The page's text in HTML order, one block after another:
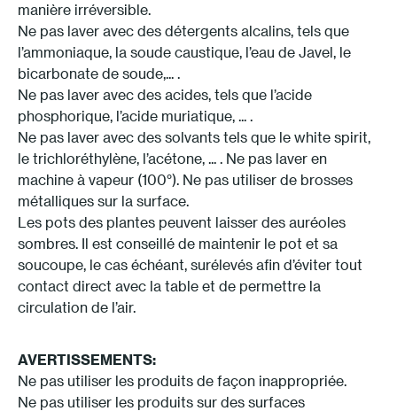
manière irréversible.
Ne pas laver avec des détergents alcalins, tels que
l’ammoniaque, la soude caustique, l’eau de Javel, le
bicarbonate de soude,... .
Ne pas laver avec des acides, tels que l’acide
phosphorique, l’acide muriatique, ... .
Ne pas laver avec des solvants tels que le white spirit,
le trichloréthylène, l’acétone, ... . Ne pas laver en
machine à vapeur (100°). Ne pas utiliser de brosses
métalliques sur la surface.
Les pots des plantes peuvent laisser des auréoles
sombres. Il est conseillé de maintenir le pot et sa
soucoupe, le cas échéant, surélevés afin d’éviter tout
contact direct avec la table et de permettre la
circulation de l’air.
AVERTISSEMENTS:
Ne pas utiliser les produits de façon inappropriée.
Ne pas utiliser les produits sur des surfaces